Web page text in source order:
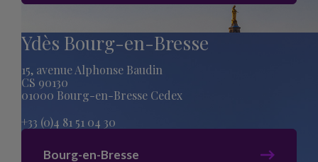
Ydès Bourg-en-Bresse
15, avenue Alphonse Baudin
CS 90130
01000 Bourg-en-Bresse Cedex
+33 (0)4 81 51 04 30
Bourg-en-Bresse